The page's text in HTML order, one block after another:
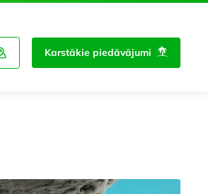
Karstākie piedāvājumi